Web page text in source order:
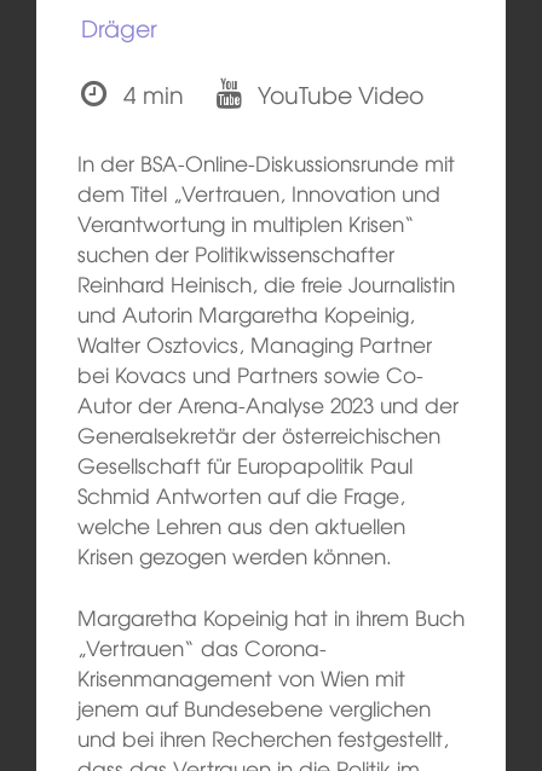
Dräger
4 min
YouTube Video
In der BSA-Online-Diskussionsrunde mit
dem Titel „Vertrauen, Innovation und
Verantwortung in multiplen Krisen“
suchen der Politikwissenschafter
Reinhard Heinisch, die freie Journalistin
und Autorin Margaretha Kopeinig,
Walter Osztovics, Managing Partner
bei Kovacs und Partners sowie Co-
Autor der Arena-Analyse 2023 und der
Generalsekretär der österreichischen
Gesellschaft für Europapolitik Paul
Schmid Antworten auf die Frage,
welche Lehren aus den aktuellen
Krisen gezogen werden können.
Margaretha Kopeinig hat in ihrem Buch
„Vertrauen“ das Corona-
Krisenmanagement von Wien mit
jenem auf Bundesebene verglichen
und bei ihren Recherchen festgestellt,